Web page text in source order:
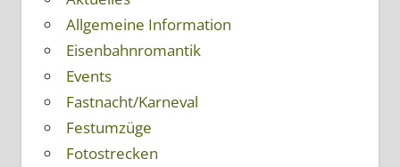
Allgemeine Information
Eisenbahnromantik
Events
Fastnacht/Karneval
Festumzüge
Fotostrecken